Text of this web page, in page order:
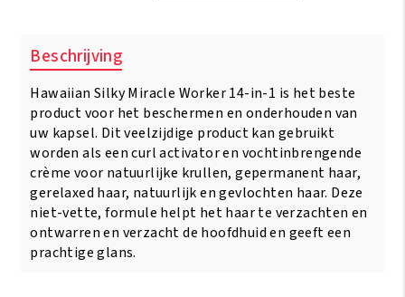
Miracle
Worker
oz
aantal
Beschrijving
Hawaiian Silky Miracle Worker 14-in-1 is het beste
product voor het beschermen en onderhouden van
uw kapsel. Dit veelzijdige product kan gebruikt
worden als een curl activator en vochtinbrengende
crème voor natuurlijke krullen, gepermanent haar,
gerelaxed haar, natuurlijk en gevlochten haar. Deze
niet-vette, formule helpt het haar te verzachten en
ontwarren en verzacht de hoofdhuid en geeft een
prachtige glans.